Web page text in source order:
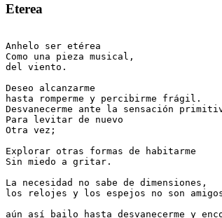
Eterea
Anhelo ser etérea
Como una pieza musical,
del viento.
Deseo alcanzarme
hasta romperme y percibirme frágil.
Desvanecerme ante la sensación
Para levitar de nuevo
Otra vez;
Explorar otras formas de habitarme
Sin miedo a gritar.
La necesidad no sabe de dimensiones,
los relojes y los espejos no son
aún así bailo hasta desvanecerme y